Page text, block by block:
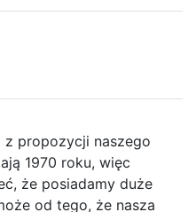
z propozycji naszego
1970 roku, więc
że posiadamy duże
od tego, że nasza